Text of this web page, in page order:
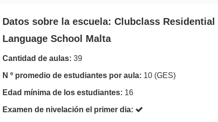
Datos sobre la escuela: Clubclass Residential
Language School Malta
Cantidad de aulas: 39
N º promedio de estudiantes por aula: 10 (GES)
Edad mínima de los estudiantes: 16
Examen de nivelación el primer dia: